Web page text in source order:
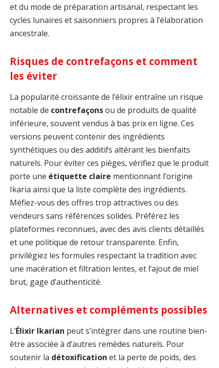
et du mode de préparation artisanal, respectant les
cycles lunaires et saisonniers propres à l’élaboration
ancestrale.
Risques de contrefaçons et comment
les éviter
La popularité croissante de l’élixir entraîne un risque
notable de contrefaçonsou de produits de qualité
inférieure, souvent vendus à bas prix en ligne. Ces
versions peuvent contenir des ingrédients
synthétiques ou des additifs altérant les bienfaits
naturels. Pour éviter ces pièges, vérifiez que le produit
porte une étiquette claire mentionnant l’origine
Ikaria ainsi que la liste complète des ingrédients.
Méfiez-vous des offres trop attractives ou des
vendeurs sans références solides. Préférez les
plateformes reconnues, avec des avis clients détaillés
et une politique de retour transparente. Enfin,
privilégiez les formules respectant la tradition avec
une macération et filtration lentes, et l’ajout de miel
brut, gage d’authenticité.
Alternatives et compléments possibles
L’Élixir Ikarian peut s’intégrer dans une routine bien-
être associée à d’autres remèdes naturels. Pour
soutenir la détoxification et la perte de poids, des